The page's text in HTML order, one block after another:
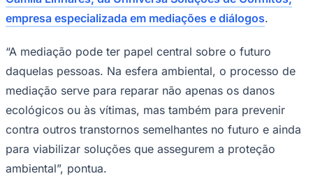
Corinthians
empresa especializada em mediações e diálogos.
“A mediação pode ter papel central sobre o futuro
daquelas pessoas. Na esfera ambiental, o processo de
mediação serve para reparar não apenas os danos
ecológicos ou às vítimas, mas também para prevenir
contra outros transtornos semelhantes no futuro e ainda
para viabilizar soluções que assegurem a proteção
ambiental”, pontua.